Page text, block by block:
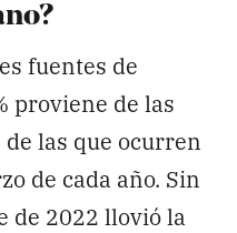
fuentes de
proviene de las
las que ocurren
de cada año. Sin
de 2022 llovió la